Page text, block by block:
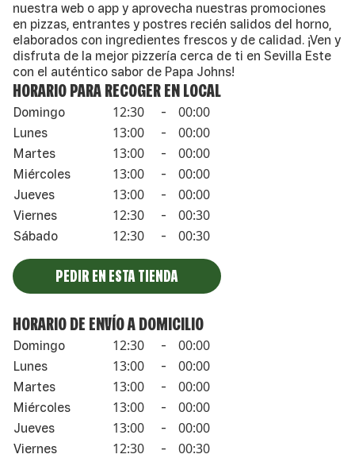
nuestra web o app y aprovecha nuestras promociones
en pizzas, entrantes y postres recién salidos del horno,
elaborados con ingredientes frescos y de calidad. ¡Ven y
disfruta de la mejor pizzería cerca de ti en Sevilla Este
con el auténtico sabor de Papa Johns!
HORARIO PARA RECOGER EN LOCAL
Domingo 12:30 - 00:00
Lunes 13:00 - 00:00
Martes 13:00 - 00:00
Miércoles 13:00 - 00:00
Jueves 13:00 - 00:00
Viernes 12:30 - 00:30
Sábado 12:30 - 00:30
PEDIR EN ESTA TIENDA
HORARIO DE ENVÍO A DOMICILIO
Domingo 12:30 - 00:00
Lunes 13:00 - 00:00
Martes 13:00 - 00:00
Miércoles 13:00 - 00:00
Jueves 13:00 - 00:00
Viernes 12:30 - 00:30